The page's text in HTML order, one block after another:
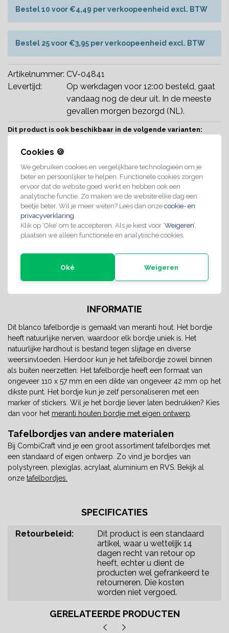
Cookies 🍪
We gebruiken cookies en vergelijkbare technologieën om je
beter en persoonlijker te helpen. Functionele cookies zorgen
ervoor dat de website goed werkt en hebben ook een
analytische functie. Zo maken we de website elke dag een
beetje beter. Wil je meer weten? Lees dan onze cookie- en
privacyverklaring.
Klik op ‘Oké’ om te accepteren. Als je kiest voor ‘Weigeren’,
plaatsen we alleen functionele en analytische cookies.
Oké Weigeren
Bestel 10 voor €4,49 per verkoopeenheid excl. BTW
Bestel 25 voor €3,95 per verkoopeenheid excl. BTW
Artikelnummer: CV-04841
Levertijd:
Op werkdagen voor 12:00 besteld, gaat
vandaag nog de deur uit. In de meeste
gevallen morgen bezorgd (NL).
Dit product is ook beschikbaar in de volgende varianten:
Eigen
ontwerp
Gereserveerd Blanco
Maatwerk mogelijk op aanvraag
Professionele kwaliteit
Spoedlevering mogelijk
Share with Whatsapp
INFORMATIE
Dit blanco tafelbordje is gemaakt van meranti hout. Het bordje
heeft natuurlijke nerven, waardoor elk bordje uniek is. Het
natuurlijke hardhout is bestand tegen slijtage en diverse
weersinvloeden. Hierdoor kun je het tafelbordje zowel binnen
als buiten neerzetten. Het tafelbordje heeft een formaat van
ongeveer 110 x 57 mm en een dikte van ongeveer 42 mm op het
dikste punt. Het bordje kun je zelf personaliseren met een
marker of stickers. Wil je het bordje liever laten bedrukken? Kies
dan voor het meranti houten bordje met eigen ontwerp.
Tafelbordjes van andere materialen
Bij CombiCraft vind je een groot assortiment tafelbordjes met
een standaard of eigen ontwerp. Zo vind je bordjes van
polystyreen, plexiglas, acrylaat, aluminium en RVS. Bekijk al
onze tafelbordjes.
SPECIFICATIES
Retourbeleid:
Dit product is een standaard
artikel, waar u wettelijk 14
dagen recht van retour op
heeft, echter u dient de
producten wel gefrankeerd te
retourneren. Die kosten
worden niet vergoed.
GERELATEERDE PRODUCTEN